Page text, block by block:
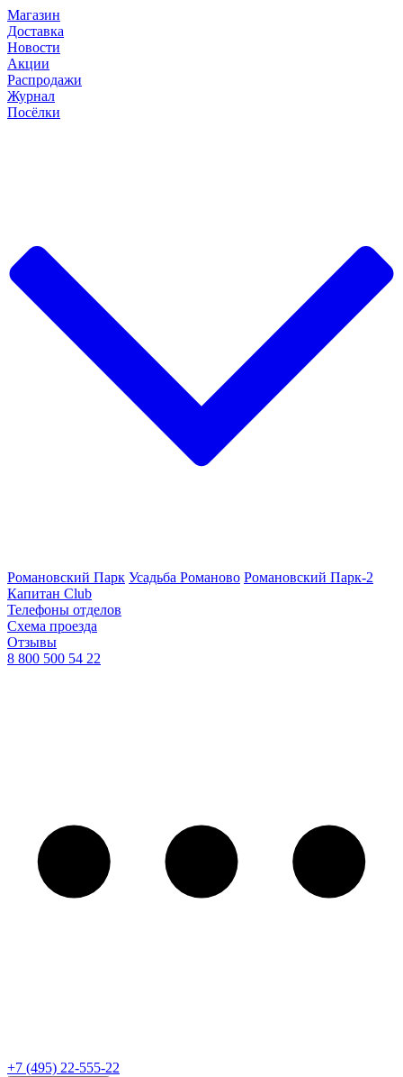
Магазин
Доставка
Новости
Акции
Распродажи
Журнал
Посёлки
Романовский Парк Усадьба Романово Романовский Парк-2
Капитан Club
Телефоны отделов
Схема проезда
Отзывы
8 800 500 54 22
+7 (495) 22-555-22